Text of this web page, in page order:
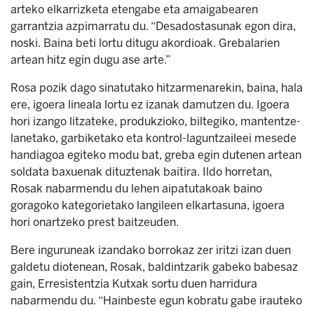
arteko elkarrizketa etengabe eta amaigabearen
garrantzia azpimarratu du. “Desadostasunak egon dira,
noski. Baina beti lortu ditugu akordioak. Grebalarien
artean hitz egin dugu ase arte.”
Rosa pozik dago sinatutako hitzarmenarekin, baina, hala
ere, igoera lineala lortu ez izanak damutzen du. Igoera
hori izango litzateke, produkzioko, biltegiko, mantentze-
lanetako, garbiketako eta kontrol-laguntzaileei mesede
handiagoa egiteko modu bat, greba egin dutenen artean
soldata baxuenak dituztenak baitira. Ildo horretan,
Rosak nabarmendu du lehen aipatutakoak baino
goragoko kategorietako langileen elkartasuna, igoera
hori onartzeko prest baitzeuden.
Bere inguruneak izandako borrokaz zer iritzi izan duen
galdetu diotenean, Rosak, baldintzarik gabeko babesaz
gain, Erresistentzia Kutxak sortu duen harridura
nabarmendu du. “Hainbeste egun kobratu gabe irauteko